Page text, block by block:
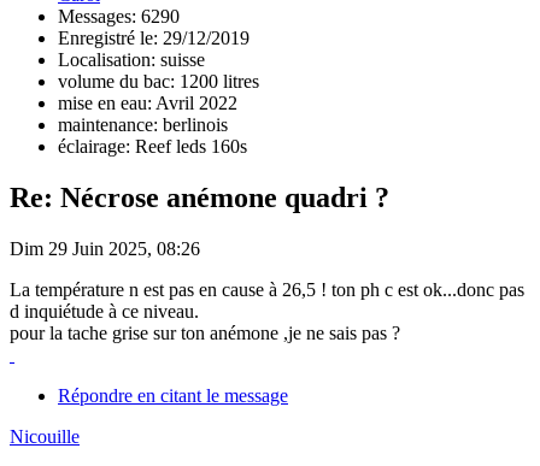
Messages: 6290
Enregistré le: 29/12/2019
Localisation: suisse
volume du bac: 1200 litres
mise en eau: Avril 2022
maintenance: berlinois
éclairage: Reef leds 160s
Re: Nécrose anémone quadri ?
Dim 29 Juin 2025, 08:26
La température n est pas en cause à 26,5 ! ton ph c est ok...donc pas
d inquiétude à ce niveau.
pour la tache grise sur ton anémone ,je ne sais pas ?
Répondre en citant le message
Nicouille